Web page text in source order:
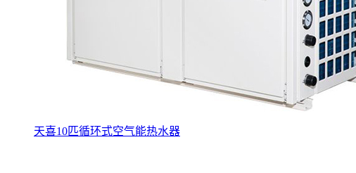
天喜10匹循环式空气能热水器